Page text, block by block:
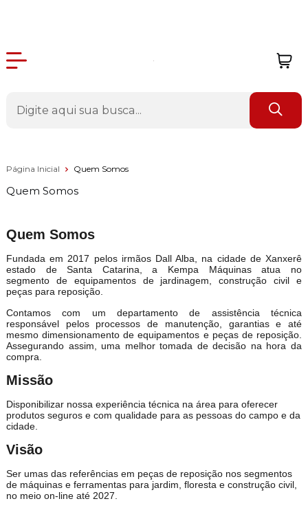
Página Inicial Quem Somos
Quem Somos
Quem Somos
Fundada em 2017 pelos irmãos Dall Alba, na cidade de Xanxerê
estado de Santa Catarina, a Kempa Máquinas atua no
segmento de equipamentos de jardinagem, construção civil e
peças para reposição.
Contamos com um departamento de assistência técnica
responsável pelos processos de manutenção, garantias e até
mesmo dimensionamento de equipamentos e peças de reposição.
Assegurando assim, uma melhor tomada de decisão na hora da
compra.
Missão
Disponibilizar nossa experiência técnica na área para oferecer
produtos seguros e com qualidade para as pessoas do campo e da
cidade.
Visão
Ser umas das referências em peças de reposição nos segmentos
de máquinas e ferramentas para jardim, floresta e construção civil,
no meio on-line até 2027.